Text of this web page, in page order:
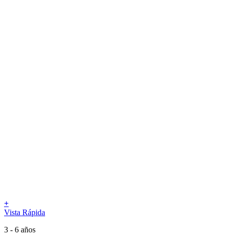
+
Vista Rápida
3 - 6 años